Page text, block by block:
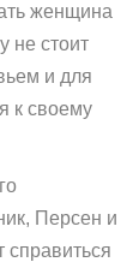
женщина
не стоит
и для
к своему
Персен и
справиться